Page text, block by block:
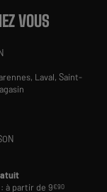
VOUS
Laval,Saint-
à partir de 9€90